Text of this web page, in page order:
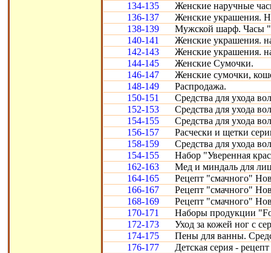
134-135
Женские наручные
136-137
Женские украшения.
138-139
Мужской шарф. Часы
140-141
Женские украшения.
142-143
Женские украшения.
144-145
Женские Сумочки.
146-147
Женские сумочки,
148-149
Распродажа.
150-151
Средства для ухода
152-153
Средства для ухода
154-155
Средства для ухода
156-157
Расчески и щетки
158-159
Средства для ухода
154-155
Набор "Уверенная
162-163
Мед и миндаль для
164-165
Рецепт "смачного"
166-167
Рецепт "смачного"
168-169
Рецепт "смачного"
170-171
Наборы продукции
172-173
Уход за кожей ног с
174-175
Пены для ванны.
176-177
Детская серия -